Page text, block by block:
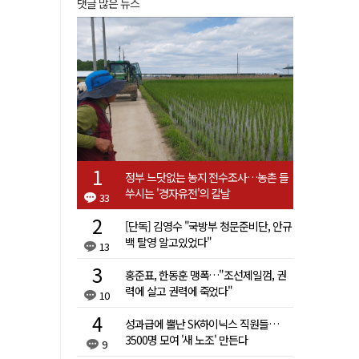
댓글 많은 뉴스
33
정부 느닷없는 농지 전수조사…농촌 들
쑤시는 '경자유전'의 칼날
13
[단독] 김영수 "국방부 청문준비단, 안규
백 탈영 알고있었다"
10
홍준표, 한동훈 맹폭…"조선제일껌, 권
력에 살고 권력에 죽었다"
9
성과급에 뿔난 SK하이닉스 직원들…
3500명 모여 '새 노조' 만든다